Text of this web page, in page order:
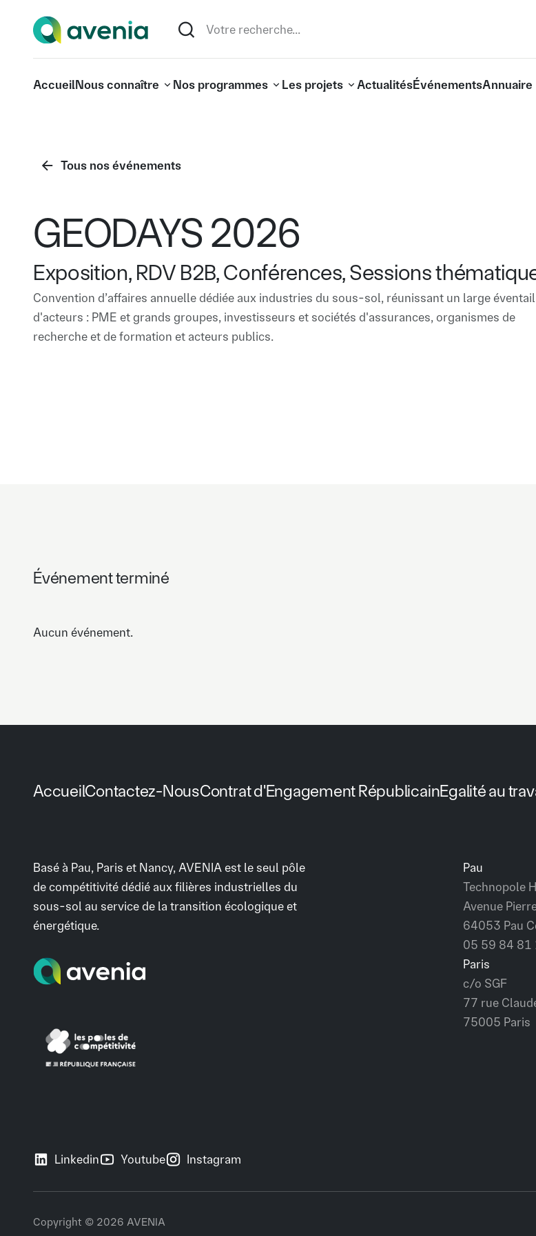
AccueilNous connaître Nos programmes Les projets ActualitésÉvénementsAnnuaire
Tous nos événements
GEODAYS 2026
Exposition, RDV B2B, Conférences, Sessions
Convention d’affaires annuelle dédiée aux industries du sous-sol, réunissant un large éventail
d'acteurs : PME et grands groupes, investisseurs et sociétés d'assurances, organismes de
recherche et de formation et acteurs publics.
Événement terminé
Aucun événement.
AccueilContactez-NousContrat d'Engagement RépublicainEgalité au
Basé à Pau, Paris et Nancy, AVENIA est le seul pôle
de compétitivité dédié aux filières industrielles du
sous-sol au service de la transition écologique et
énergétique.
Pau
Technopole
Avenue
64053 Pau
05 59 84 81
Paris
c/o SGF
77 rue
75005 Paris
Linkedin Youtube Instagram
Copyright © 2026 AVENIA